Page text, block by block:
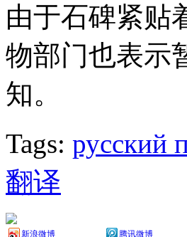
由于石碑紧贴
物部门也表示
知。
Tags: русский
翻译
新浪微博 腾讯微博